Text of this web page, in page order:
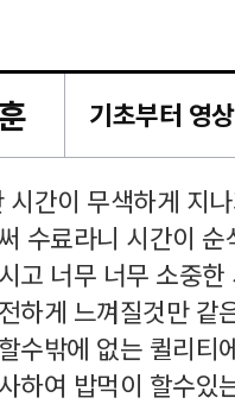
시간이 무색하게 지
수료라니 시간이
고 너무 너무 소중
하게 느껴질것만 같
수밖에 없는 퀼리티
하여 밥먹이 할수있